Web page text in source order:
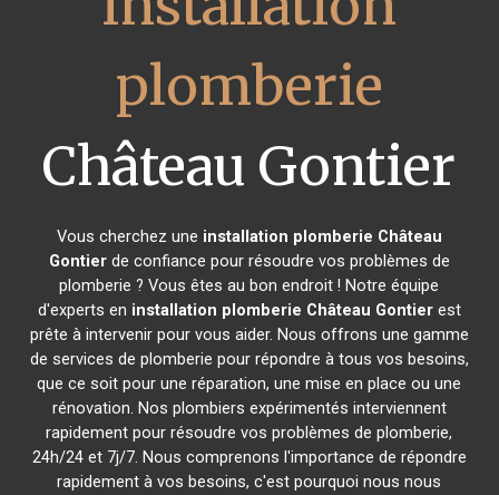
plomberie
Château Gontier
Vous cherchez une installation plomberie Château
Gontierde confiance pour résoudre vos problèmes de
plomberie ? Vous êtes au bon endroit ! Notre équipe
d'experts en installation plomberie Château Gontierest
prête à intervenir pour vous aider. Nous offrons une gamme
de services de plomberie pour répondre à tous vos besoins,
que ce soit pour une réparation, une mise en place ou une
rénovation. Nos plombiers expérimentés interviennent
rapidement pour résoudre vos problèmes de plomberie,
24h/24 et 7j/7. Nous comprenons l'importance de répondre
rapidement à vos besoins, c'est pourquoi nous nous